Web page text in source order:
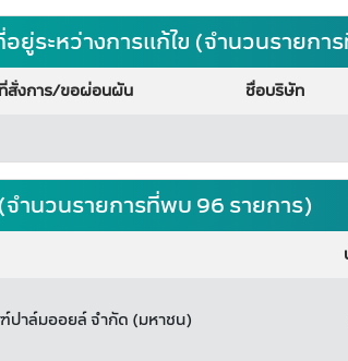
อยู่ระหว่างการแก้ไข (จำนวนรายกา
สั่งการ/ขอผ่อนผัน ชื่อบริษัท
จำนวนรายการที่พบ 96 รายการ)
าล์มออยล์ จำกัด (มหาชน)